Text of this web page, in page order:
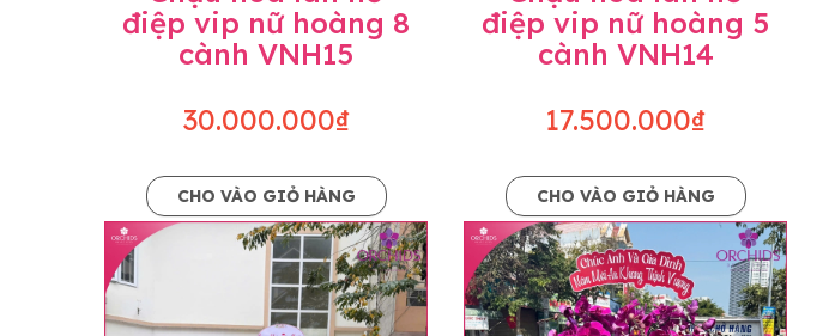
điệp vip nữ hoàng 8
cành VNH15
30.000.000₫
CHO VÀO GIỎ HÀNG
điệp vip nữ hoàng 5
cành VNH14
17.500.000₫
CHO VÀO GIỎ HÀNG